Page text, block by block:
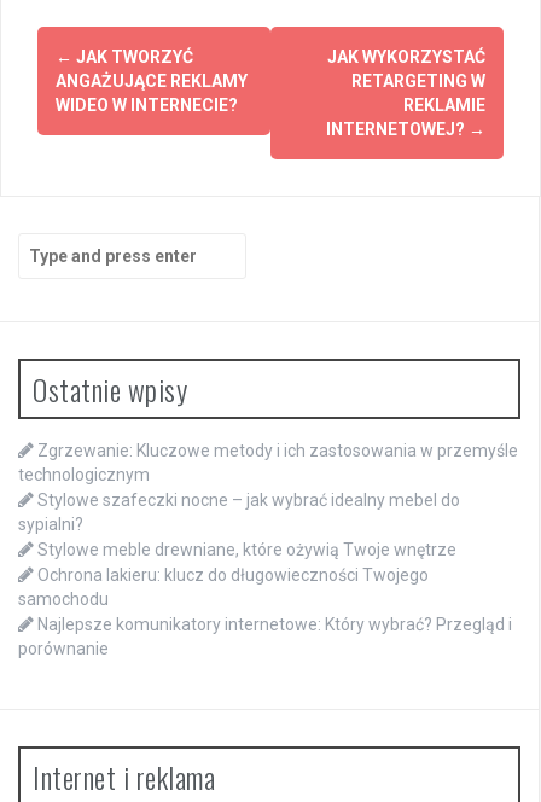
Post
navigation
← JAK TWORZYĆ
ANGAŻUJĄCE REKLAMY
WIDEO W INTERNECIE?
JAK WYKORZYSTAĆ
RETARGETING W
REKLAMIE
INTERNETOWEJ? →
for:
Ostatnie wpisy
Zgrzewanie: Kluczowe metody i ich zastosowania w przemyśle
technologicznym
Stylowe szafeczki nocne – jak wybrać idealny mebel do
sypialni?
Stylowe meble drewniane, które ożywią Twoje wnętrze
Ochrona lakieru: klucz do długowieczności Twojego
samochodu
Najlepsze komunikatory internetowe: Który wybrać? Przegląd i
porównanie
Internet i reklama